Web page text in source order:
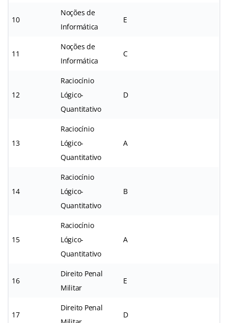
10
Noções de
Informática
E
11
Noções de
Informática
C
12
Raciocínio
Lógico-
Quantitativo
D
13
Raciocínio
Lógico-
Quantitativo
A
14
Raciocínio
Lógico-
Quantitativo
B
15
Raciocínio
Lógico-
Quantitativo
A
16
Direito Penal
Militar
E
17
Direito Penal
D